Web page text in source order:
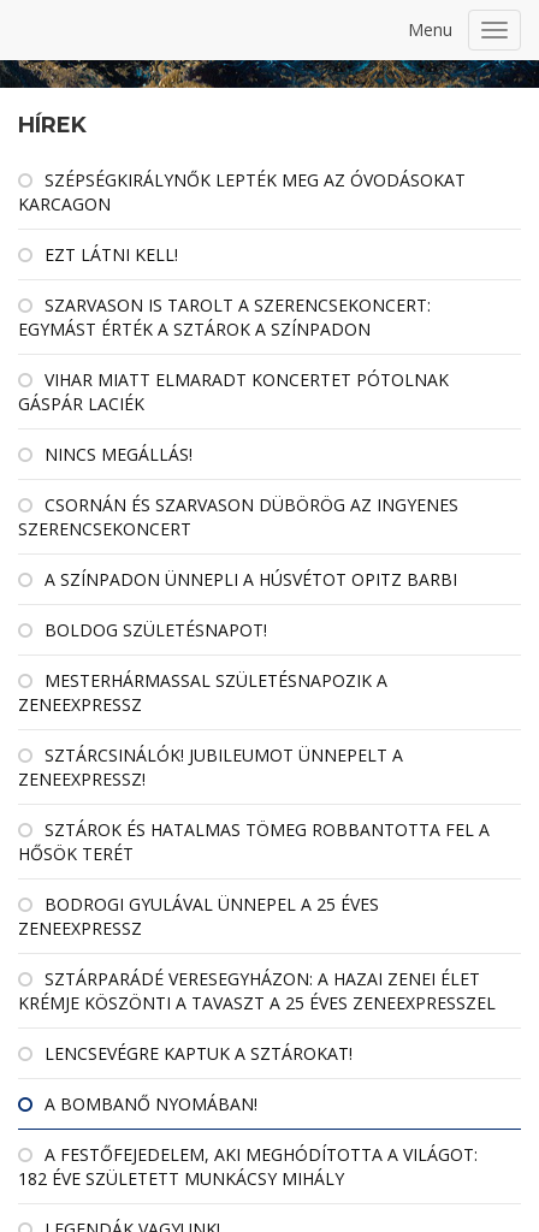
Menu
HÍREK
SZÉPSÉGKIRÁLYNŐK LEPTÉK MEG AZ ÓVODÁSOKAT
KARCAGON
EZT LÁTNI KELL!
SZARVASON IS TAROLT A SZERENCSEKONCERT:
EGYMÁST ÉRTÉK A SZTÁROK A SZÍNPADON
VIHAR MIATT ELMARADT KONCERTET PÓTOLNAK
GÁSPÁR LACIÉK
NINCS MEGÁLLÁS!
CSORNÁN ÉS SZARVASON DÜBÖRÖG AZ INGYENES
SZERENCSEKONCERT
A SZÍNPADON ÜNNEPLI A HÚSVÉTOT OPITZ BARBI
BOLDOG SZÜLETÉSNAPOT!
MESTERHÁRMASSAL SZÜLETÉSNAPOZIK A
ZENEEXPRESSZ
SZTÁRCSINÁLÓK! JUBILEUMOT ÜNNEPELT A
ZENEEXPRESSZ!
SZTÁROK ÉS HATALMAS TÖMEG ROBBANTOTTA FEL A
HŐSÖK TERÉT
BODROGI GYULÁVAL ÜNNEPEL A 25 ÉVES
ZENEEXPRESSZ
SZTÁRPARÁDÉ VERESEGYHÁZON: A HAZAI ZENEI ÉLET
KRÉMJE KÖSZÖNTI A TAVASZT A 25 ÉVES ZENEEXPRESSZEL
LENCSEVÉGRE KAPTUK A SZTÁROKAT!
A BOMBANŐ NYOMÁBAN!
A FESTŐFEJEDELEM, AKI MEGHÓDÍTOTTA A VILÁGOT:
182 ÉVE SZÜLETETT MUNKÁCSY MIHÁLY